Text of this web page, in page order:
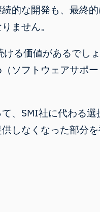
的な開発も、最終
ません。
る価値があるでし
ソフトウェアサポ
、SMI社に代わる選
しなくなった部分を